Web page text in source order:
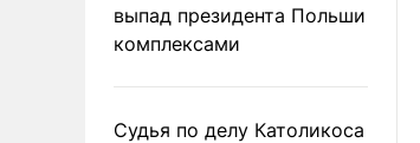
выпад президента Польши
комплексами
Судья по делу Католикоса